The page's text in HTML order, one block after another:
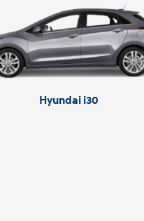
Hyundai i30